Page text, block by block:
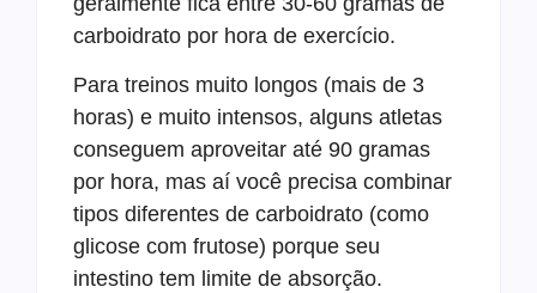
carboidrato por hora de exercício.
Para treinos muito longos (mais de 3
horas) e muito intensos, alguns atletas
conseguem aproveitar até 90 gramas
por hora, mas aí você precisa combinar
tipos diferentes de carboidrato (como
glicose com frutose) porque seu
intestino tem limite de absorção.